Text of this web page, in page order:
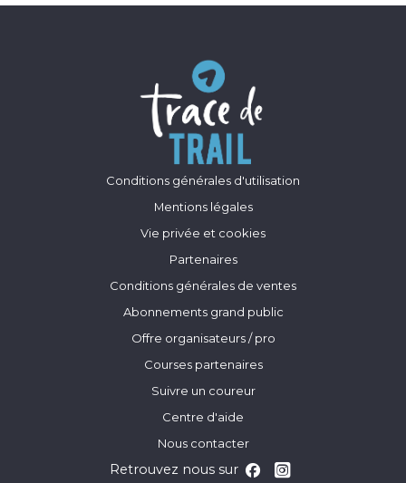
Conditions générales d'utilisation
Mentions légales
Vie privée et cookies
Partenaires
Conditions générales de ventes
Abonnements grand public
Offre organisateurs / pro
Courses partenaires
Suivre un coureur
Centre d'aide
Nous contacter
Retrouvez nous sur